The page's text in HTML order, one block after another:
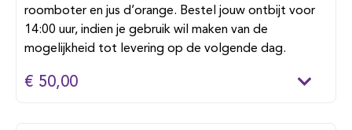
roomboter en jus d’orange. Bestel jouw ontbijt voor
14:00 uur, indien je gebruik wil maken van de
mogelijkheid tot levering op de volgende dag.
€ 50,00